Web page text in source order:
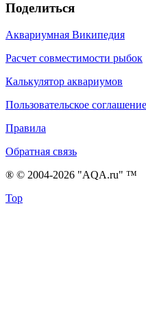
Поделиться
Аквариумная Википедия
Расчет совместимости рыбок
Калькулятор аквариумов
Пользовательское соглашение
Правила
Обратная связь
® © 2004-2026 "AQA.ru" ™
Top